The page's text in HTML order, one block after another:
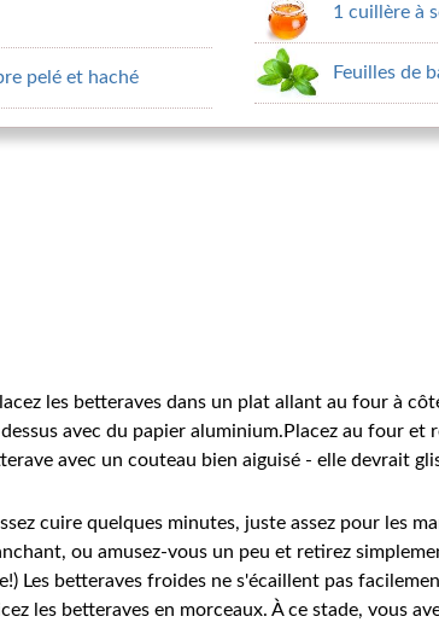
pelé et haché
1 cuillère à
Feuilles de
les betteraves dans un plat allant au four à
avec du papier aluminium.Placez au four
avec un couteau bien aiguisé - elle devrait
cuire quelques minutes, juste assez pour les
ou amusez-vous un peu et retirez
Les betteraves froides ne s'écaillent pas
les betteraves en morceaux. À ce stade, vous